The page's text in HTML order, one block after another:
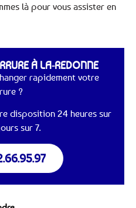
là pour vous assister en
À LA-REDONNE
rapidement votre
?
disposition 24 heures sur
sur 7.